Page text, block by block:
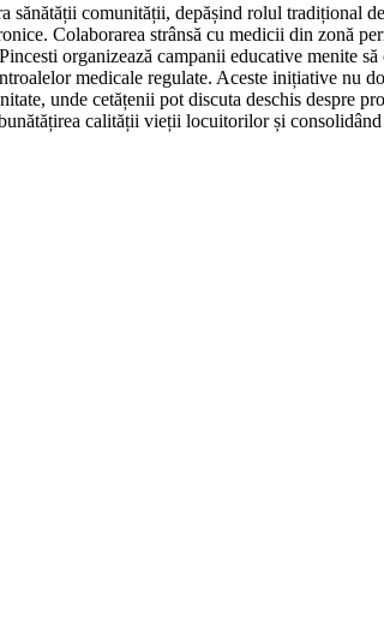
comunității, depășind rolul tradițional
Colaborarea strânsă cu medicii din zonă
organizează campanii educative menite
medicale regulate. Aceste inițiative nu
unde cetățenii pot discuta deschis despre
calității vieții locuitorilor și